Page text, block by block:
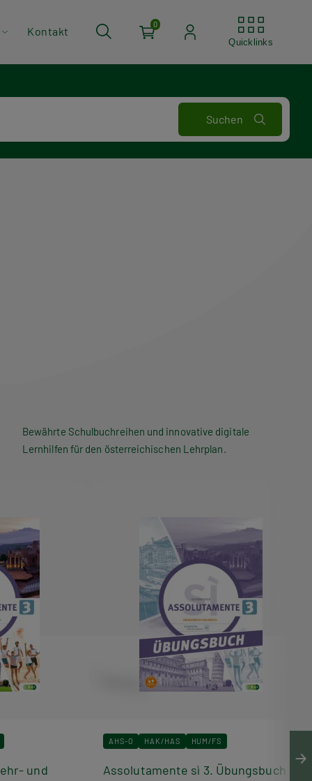
Kontakt
0
Quicklinks
Bewährte Schulbuchreihen und innovative digitale
Lernhilfen für den österreichischen Lehrplan.
und
AHS-O HAK/HAS HUM/FS
Assolutamente sì 3. Übungsbuch